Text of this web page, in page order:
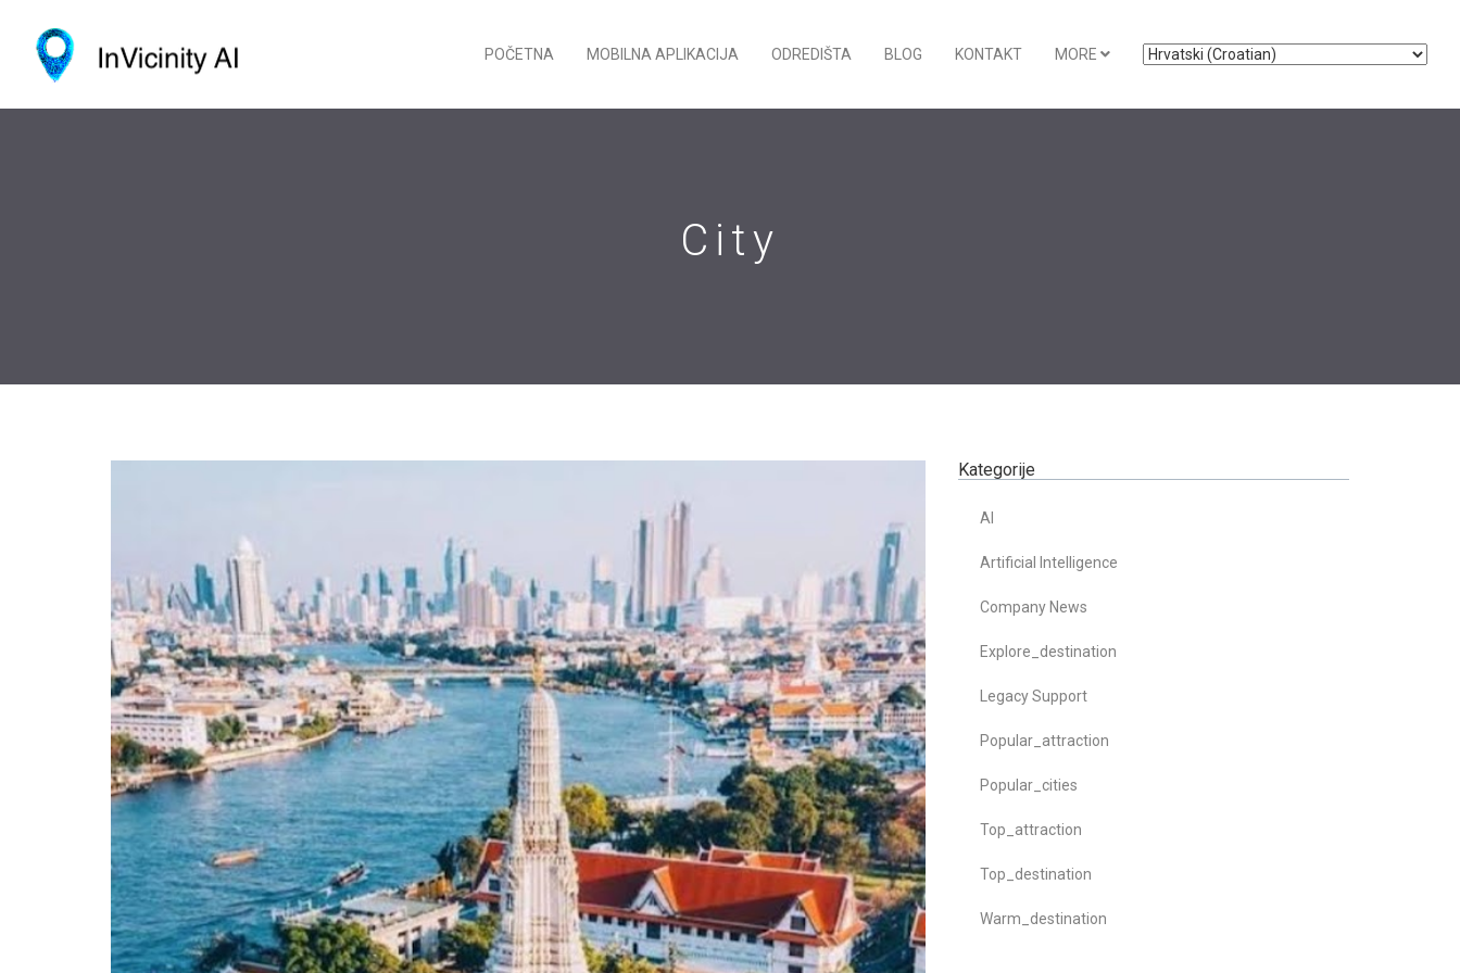
POČETNA MOBILNA APLIKACIJA ODREDIŠTA BLOG KONTAKT MORE
City
Kategorije
AI
Artificial Intelligence
Company News
Explore_destination
Legacy Support
Popular_attraction
Popular_cities
Top_attraction
Top_destination
Warm_destination